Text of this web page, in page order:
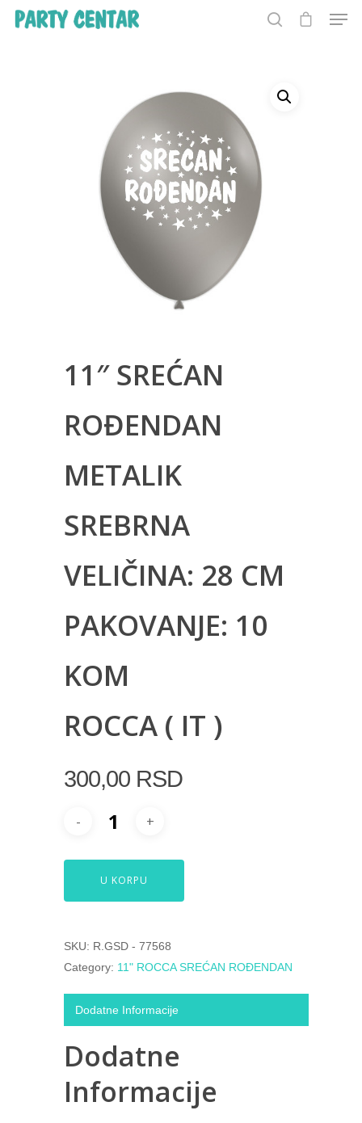
Hit enter to search or ESC to close
11″ SREĆAN
ROĐENDAN
METALIK
SREBRNA
VELIČINA: 28 CM
PAKOVANJE: 10
KOM
ROCCA ( IT )
300,00 RSD
U KORPU
SKU: R.GSD - 77568
Category: 11" ROCCA SREĆAN ROĐENDAN
Dodatne Informacije
Dodatne
Informacije